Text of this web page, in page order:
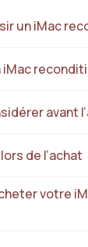
un iMac
avant
de l’achat
votre